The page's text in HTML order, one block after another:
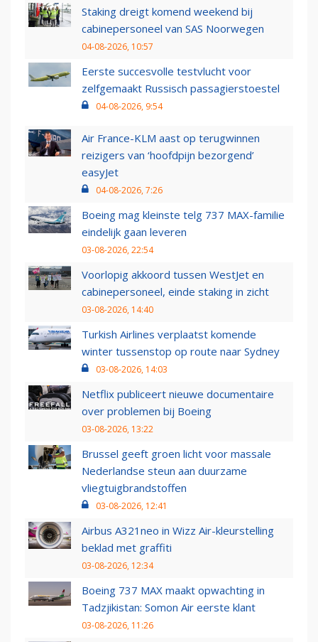
Staking dreigt komend weekend bij
cabinepersoneel van SAS Noorwegen
04-08-2026, 10:57
Eerste succesvolle testvlucht voor
zelfgemaakt Russisch passagierstoestel
04-08-2026, 9:54
Air France-KLM aast op terugwinnen
reizigers van ‘hoofdpijn bezorgend’
easyJet
04-08-2026, 7:26
Boeing mag kleinste telg 737 MAX-familie
eindelijk gaan leveren
03-08-2026, 22:54
Voorlopig akkoord tussen WestJet en
cabinepersoneel, einde staking in zicht
03-08-2026, 14:40
Turkish Airlines verplaatst komende
winter tussenstop op route naar Sydney
03-08-2026, 14:03
Netflix publiceert nieuwe documentaire
over problemen bij Boeing
03-08-2026, 13:22
Brussel geeft groen licht voor massale
Nederlandse steun aan duurzame
vliegtuigbrandstoffen
03-08-2026, 12:41
Airbus A321neo in Wizz Air-kleurstelling
beklad met graffiti
03-08-2026, 12:34
Boeing 737 MAX maakt opwachting in
Tadzjikistan: Somon Air eerste klant
03-08-2026, 11:26